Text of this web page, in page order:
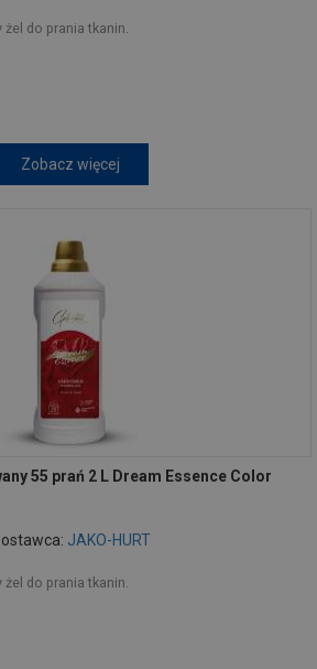
do prania tkanin.
Zobacz więcej
55 prań 2 L Dream Essence Color
JAKO-HURT
do prania tkanin.